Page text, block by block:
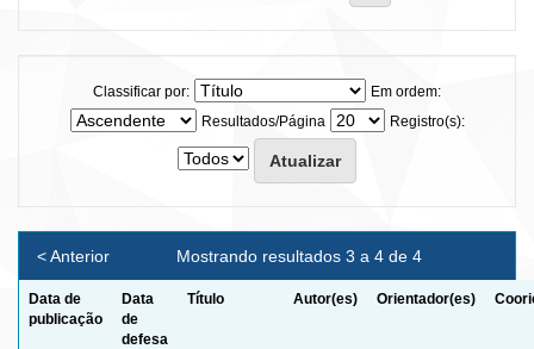
Classificar por:
Em ordem:
Resultados/Página
Registro(s):
Mostrando resultados 3 a 4 de 4
< Anterior
Data de
publicação
Data
de
defesa
Título Autor(es) Orientador(es)